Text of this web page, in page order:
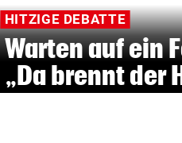
HITZIGE DEBATTE
Warten auf ein
„Da brennt der